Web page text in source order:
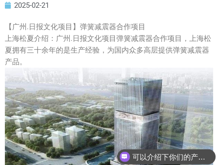
2025-02-21
【广州.日报文化项目】弹簧减震器合作项目
上海松夏介绍：广州.日报文化项目弹簧减震器合作项目，上海松
夏拥有三十余年的是生产经验，为国内众多高层提供弹簧减震器
产品。
可以介绍下你们的产品么？